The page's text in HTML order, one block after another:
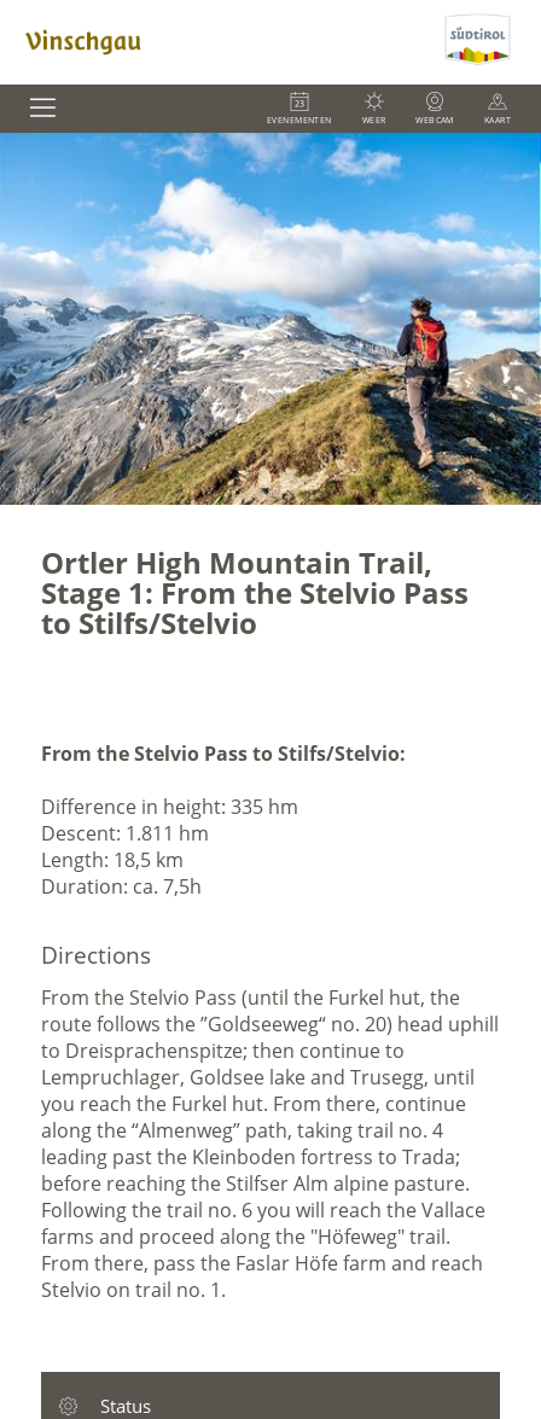
EVENEMENTEN WEER WEBCAM KAART
Ortler High Mountain Trail,
Stage 1: From the Stelvio Pass
to Stilfs/Stelvio
From the Stelvio Pass to Stilfs/Stelvio:
Difference in height: 335 hm
Descent: 1.811 hm
Length: 18,5 km
Duration: ca. 7,5h
Directions
From the Stelvio Pass (until the Furkel hut, the
route follows the ”Goldseeweg“ no. 20) head uphill
to Dreisprachenspitze; then continue to
Lempruchlager, Goldsee lake and Trusegg, until
you reach the Furkel hut. From there, continue
along the “Almenweg” path, taking trail no. 4
leading past the Kleinboden fortress to Trada;
before reaching the Stilfser Alm alpine pasture.
Following the trail no. 6 you will reach the Vallace
farms and proceed along the "Höfeweg" trail.
From there, pass the Faslar Höfe farm and reach
Stelvio on trail no. 1.
Status